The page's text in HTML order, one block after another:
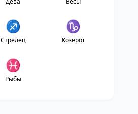
♐
Стрелец
♑
Козерог
♓
Рыбы